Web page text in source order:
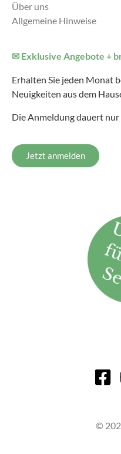
Über uns
Allgemeine Hinweise
✉ Exklusive Angebote +
Erhalten Sie jeden Monat
Neuigkeiten aus dem
Die Anmeldung dauert
Jetzt anmelden
©